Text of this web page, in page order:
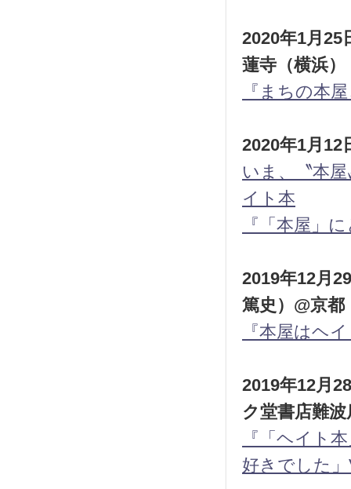
2020年1月25
蓮寺（横浜）
『まちの本
2020年1月12
いま、〝本
イト本
『「本屋」
2019年12月
篤史）@京都
『本屋はヘ
2019年12月
ク堂書店難波
『「ヘイト
好きでした